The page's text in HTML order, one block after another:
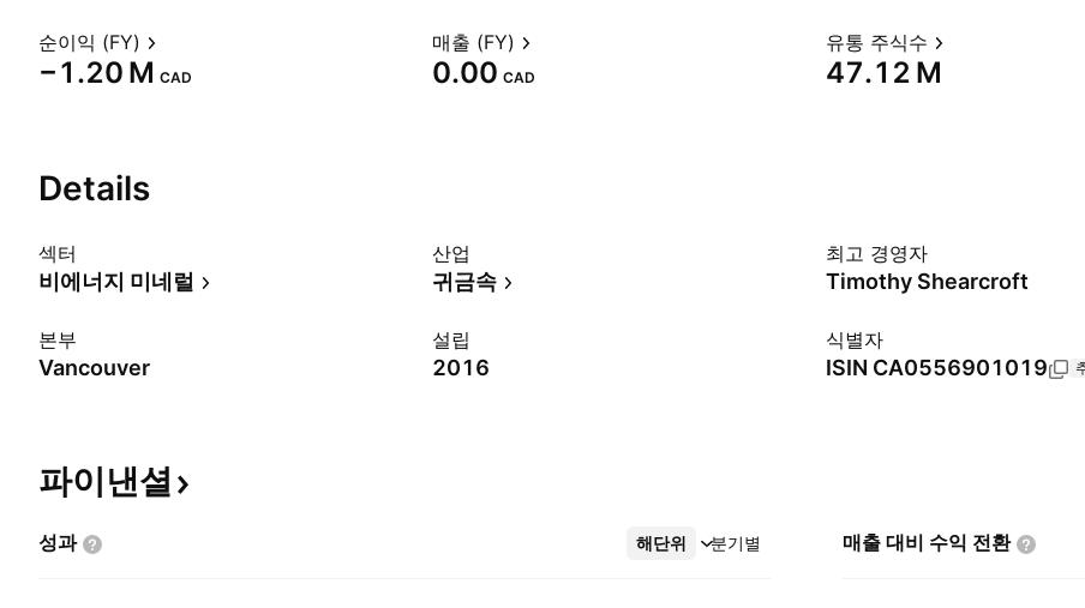
순이익 (FY)
‪−1.20 M‬ CAD
매출 (FY)
0.00 CAD
유통 주식수
‪47.12 M‬
Details
섹터
비에너지 미네럴
산업
귀금속
최고 경영자
Timothy Shearcroft
본부
Vancouver
설립
2016
식별자
ISIN CA0556901019
파이낸셜
성과 해단위 분기별
더보기 매출 대비 수익 전환